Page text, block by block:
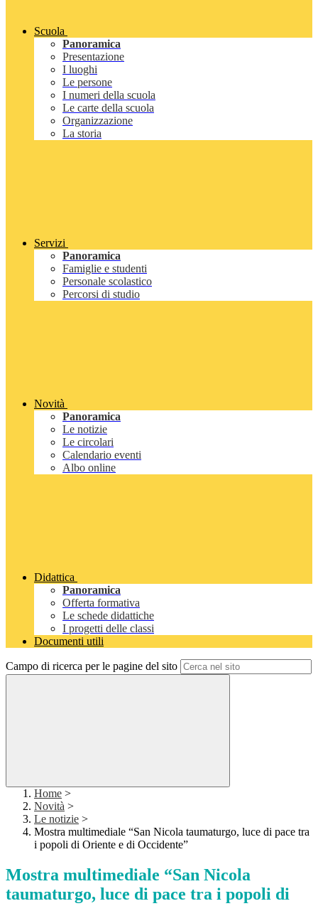
Scuola
Panoramica
Presentazione
I luoghi
Le persone
I numeri della scuola
Le carte della scuola
Organizzazione
La storia
Servizi
Panoramica
Famiglie e studenti
Personale scolastico
Percorsi di studio
Novità
Panoramica
Le notizie
Le circolari
Calendario eventi
Albo online
Didattica
Panoramica
Offerta formativa
Le schede didattiche
I progetti delle classi
Documenti utili
Campo di ricerca per le pagine del sito
Home >
Novità >
Le notizie >
Mostra multimediale “San Nicola taumaturgo, luce di pace tra
i popoli di Oriente e di Occidente”
Mostra multimediale “San Nicola
taumaturgo, luce di pace tra i popoli di